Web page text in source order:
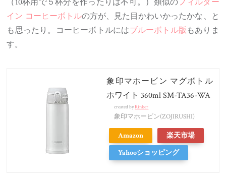
（10杯用で５杯分を作ったりは不可。）類似のフィルター
イン コーヒーボトルの方が、見た目かわいかったかな、と
も思ったり。コーヒーボトルにはブルーボトル版もありま
す。
象印マホービン マグボトル
ホワイト 360ml SM-TA36-WA
created byRinker
象印マホービン(ZOJIRUSHI)
Amazon
楽天市場
Yahooショッピング